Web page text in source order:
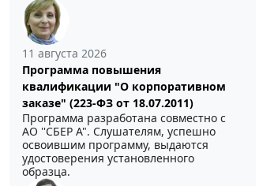
11 августа 2026
Программа повышения
квалификации "О корпоративном
заказе" (223-ФЗ от 18.07.2011)
Программа разработана совместно с
АО ''СБЕР А". Слушателям, успешно
освоившим программу, выдаются
удостоверения установленного
образца.